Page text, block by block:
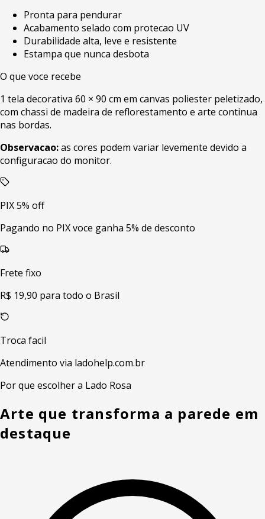
Pronta para pendurar
Acabamento selado com protecao UV
Durabilidade alta, leve e resistente
Estampa que nunca desbota
O que voce recebe
1 tela decorativa 60 × 90 cm em canvas poliester peletizado,
com chassi de madeira de reflorestamento e arte continua
nas bordas.
Observacao:as cores podem variar levemente devido a
configuracao do monitor.
PIX 5% off
Pagando no PIX voce ganha 5% de desconto
Frete fixo
R$ 19,90 para todo o Brasil
Troca facil
Atendimento via ladohelp.com.br
Por que escolher a Lado Rosa
Arte que transforma a parede em
destaque